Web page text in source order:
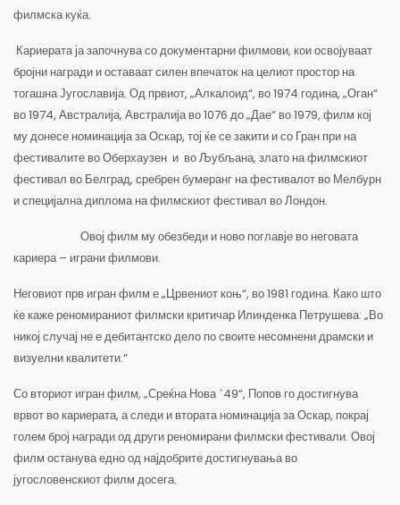
филмска куќа.
Кариерата ја започнува со документарни филмови, кои освојуваат
бројни награди и оставаат силен впечаток на целиот простор на
тогашна Југославија. Од првиот, „Алкалоид“, во 1974 година, „Оган“
во 1974, Австралија, Австралија во 1076 до „Дае“ во 1979, филм кој
му донесе номинација за Оскар, тој ќе се закити и со Гран при на
фестивалите во Оберхаузен и во Љубљана, злато на филмскиот
фестивал во Белград, сребрен бумеранг на фестивалот во Мелбурн
и специјална диплома на филмскиот фестивал во Лондон.
Овој филм му обезбеди и ново поглавје во неговата
кариера – играни филмови.
Неговиот прв игран филм е „Црвениот коњ“, во 1981 година. Како што
ќе каже реномираниот филмски критичар Илинденка Петрушева: „Во
никој случај не е дебитантско дело по своите несомнени драмски и
визуелни квалитети.“
Со вториот игран филм, „Среќна Нова `49“, Попов го достигнува
врвот во кариерата, а следи и втората номинација за Оскар, покрај
голем број награди од други реномирани филмски фестивали. Овој
филм останува едно од најдобрите достигнувања во
југословенскиот филм досега.